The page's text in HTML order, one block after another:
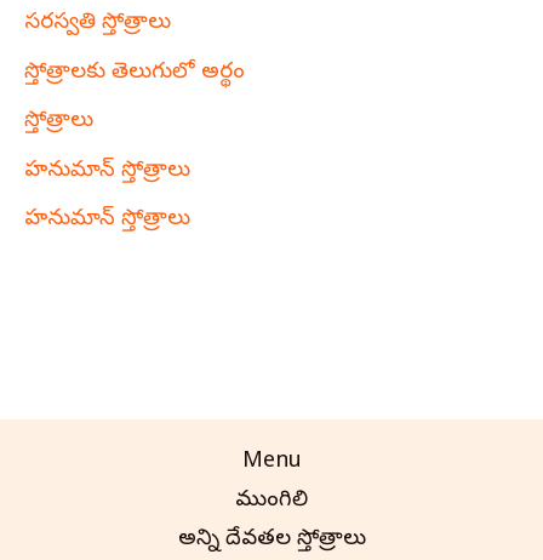
సరస్వతి స్తోత్రాలు
స్తోత్రాలకు తెలుగులో అర్థం
స్తోత్రాలు
హనుమాన్ స్తోత్రాలు
హనుమాన్ స్తోత్రాలు
Menu
ముంగిలి
అన్ని దేవతల స్తోత్రాలు